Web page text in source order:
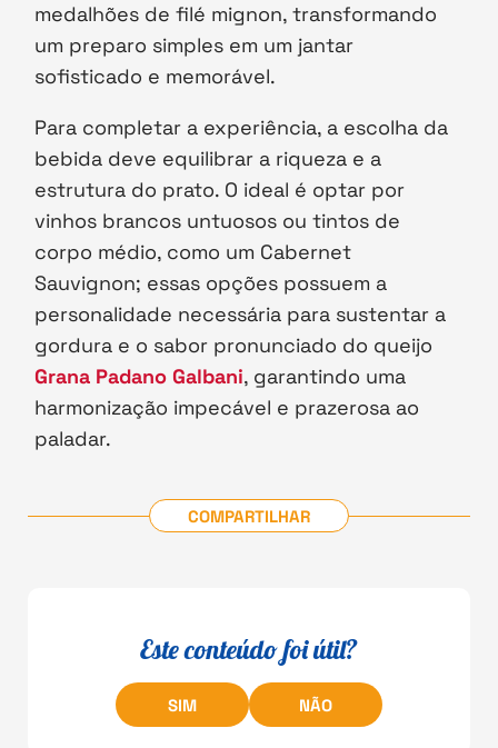
medalhões de filé mignon, transformando
um preparo simples em um jantar
sofisticado e memorável.
Para completar a experiência, a escolha da
bebida deve equilibrar a riqueza e a
estrutura do prato. O ideal é optar por
vinhos brancos untuosos ou tintos de
corpo médio, como um Cabernet
Sauvignon; essas opções possuem a
personalidade necessária para sustentar a
gordura e o sabor pronunciado do queijo
Grana Padano Galbani, garantindo uma
harmonização impecável e prazerosa ao
paladar.
COMPARTILHAR
Este conteúdo foi útil?
SIM NÃO